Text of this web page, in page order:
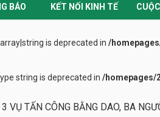
BÁO KẾT NỐI KINH TẾ
is deprecated in /
string is deprecated in /homepages/
VỤ TẤN CÔNG BẰNG DAO, BA